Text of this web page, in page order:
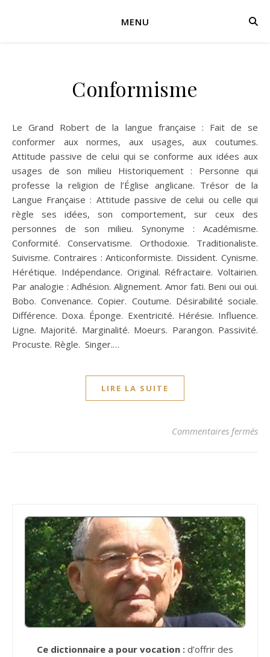
MENU
Conformisme
Le Grand Robert de la langue française : Fait de se
conformer aux normes, aux usages, aux coutumes.
Attitude passive de celui qui se conforme aux idées aux
usages de son milieu Historiquement : Personne qui
professe la religion de l’Église anglicane. Trésor de la
Langue Française : Attitude passive de celui ou celle qui
règle ses idées, son comportement, sur ceux des
personnes de son milieu. Synonyme : Académisme.
Conformité. Conservatisme. Orthodoxie. Traditionaliste.
Suivisme. Contraires : Anticonformiste. Dissident. Cynisme.
Hérétique. Indépendance. Original. Réfractaire. Voltairien.
Par analogie : Adhésion. Alignement. Amor fati. Beni oui oui.
Bobo. Convenance. Copier. Coutume. Désirabilité sociale.
Différence. Doxa. Éponge. Exentricité. Hérésie. Influence.
Ligne. Majorité. Marginalité. Moeurs. Parangon. Passivité.
Procuste. Règle. Singer.…
LIRE LA SUITE
Commentaires fermés
Ce dictionnaire a pour vocation : d’offrir des